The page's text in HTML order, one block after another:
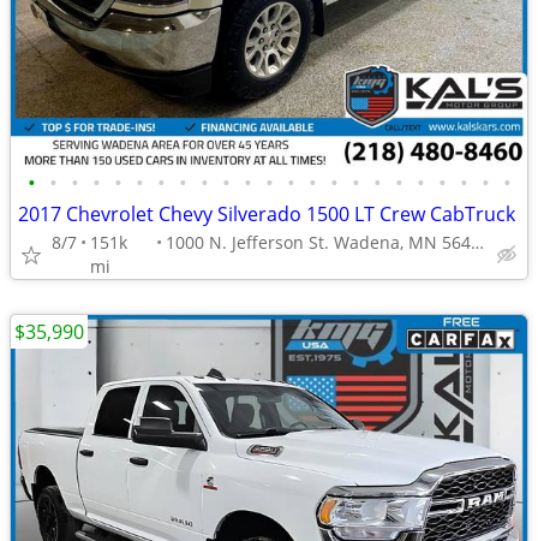
• • • • • • • • • • • • • • • • • • • • • • •
2017 Chevrolet Chevy Silverado 1500 LT Crew CabTruck
8/7
151k
mi
1000 N. Jefferson St. Wadena, MN 56482
$35,990